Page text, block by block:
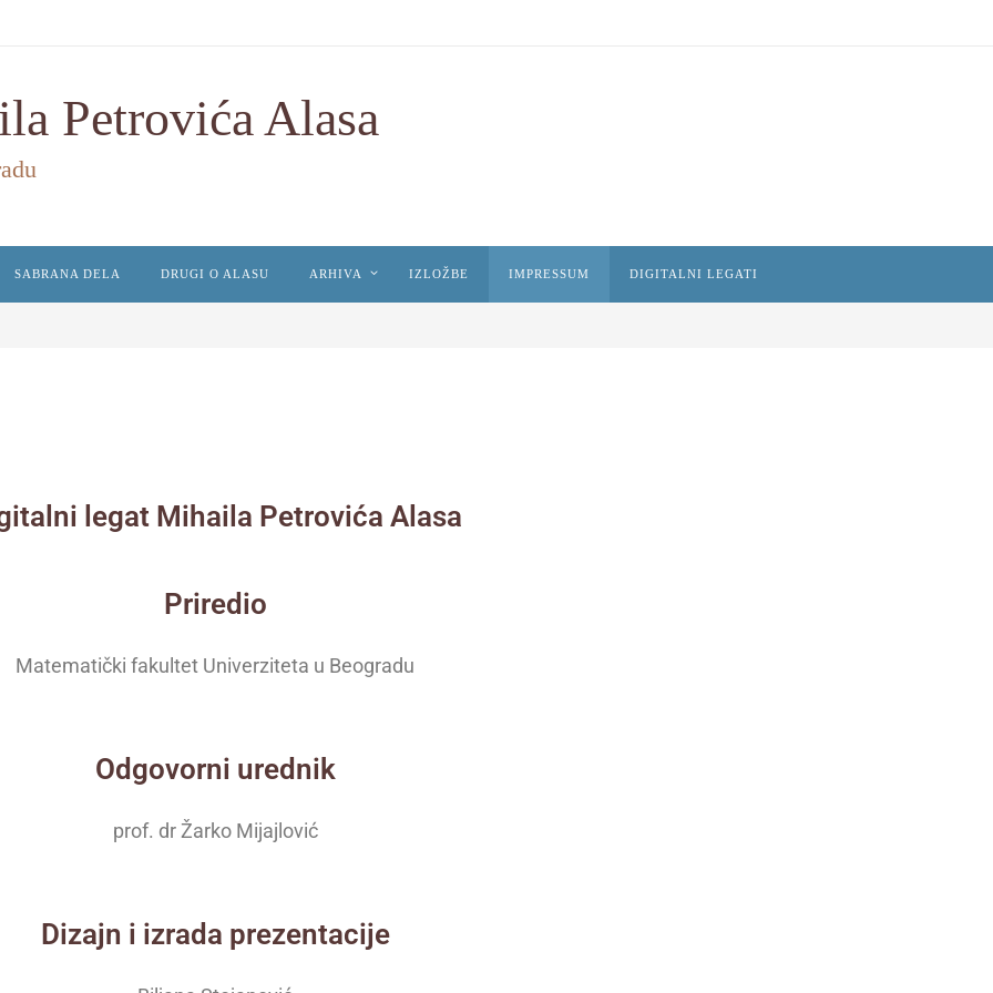
Petrovića Alasa
SABRANA DELA DRUGI O ALASU ARHIVA IZLOŽBE IMPRESSUM DIGITALNI LEGATI
legat Mihaila Petrovića Alasa
Priredio
Matematički fakultet Univerziteta u Beogradu
Odgovorni urednik
prof. dr Žarko Mijajlović
Dizajn i izrada prezentacije